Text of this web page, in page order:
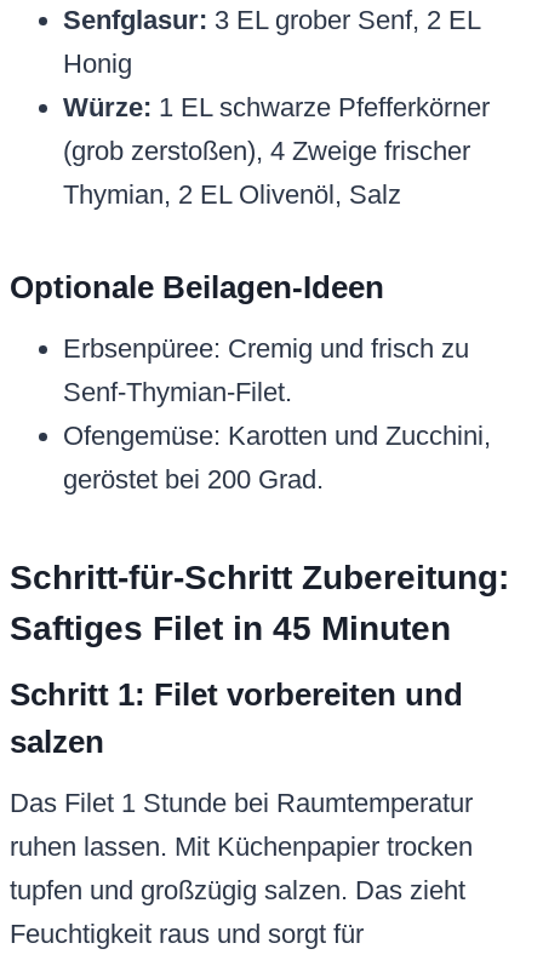
Senfglasur: 3 EL grober Senf, 2 EL
Honig
Würze: 1 EL schwarze Pfefferkörner
(grob zerstoßen), 4 Zweige frischer
Thymian, 2 EL Olivenöl, Salz
Optionale Beilagen-Ideen
Erbsenpüree: Cremig und frisch zu
Senf-Thymian-Filet.
Ofengemüse: Karotten und Zucchini,
geröstet bei 200 Grad.
Schritt-für-Schritt Zubereitung:
Saftiges Filet in 45 Minuten
Schritt 1: Filet vorbereiten und
salzen
Das Filet 1 Stunde bei Raumtemperatur
ruhen lassen. Mit Küchenpapier trocken
tupfen und großzügig salzen. Das zieht
Feuchtigkeit raus und sorgt für